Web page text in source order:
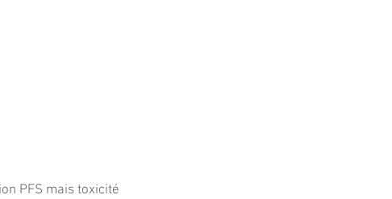
PFS mais toxicité